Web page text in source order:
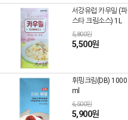
서강유럽 카우밀 (파
스타 크림소스) 1L
5,800원
5,500원
휘핑크림(DB) 1000
ml
6,500원
5,900원